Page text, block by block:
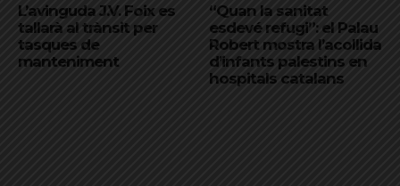
L’avinguda J.V. Foix es
tallarà al trànsit per
tasques de
manteniment
“Quan la sanitat
esdevé refugi”: el Palau
Robert mostra l’acollida
d’infants palestins en
hospitals catalans